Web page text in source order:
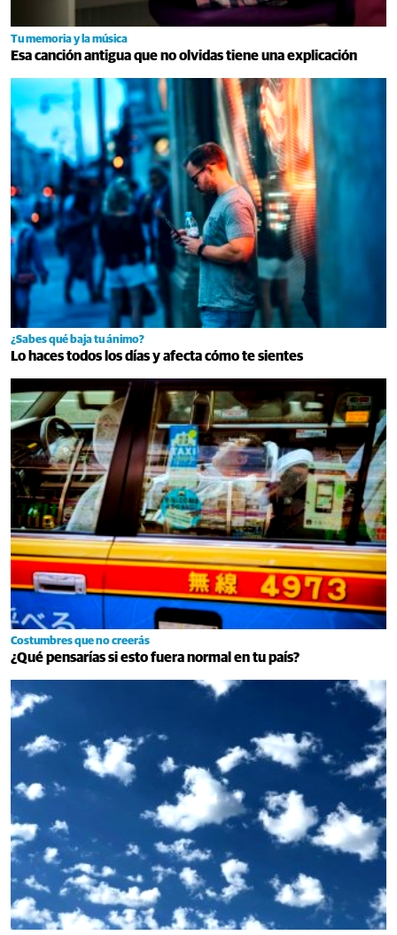
Tu memoria y la música
Esa canción antigua que no olvidas tiene una explicación
¿Sabes qué baja tu ánimo?
Lo haces todos los días y afecta cómo te sientes
Costumbres que no creerás
¿Qué pensarías si esto fuera normal en tu país?